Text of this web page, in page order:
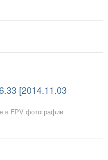
[2014.11.03
в FPV фотографии